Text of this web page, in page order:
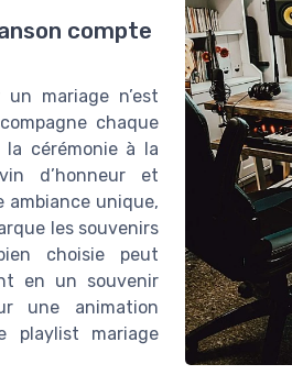
compte
mariage n’est
chaque
cérémonie à la
d’honneur et
ambiance unique,
les souvenirs
choisie peut
en un souvenir
une animation
playlist mariage